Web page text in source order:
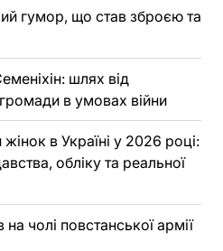
гумор, що став зброєю та
шлях від
в умовах війни
в Україні у 2026 році:
обліку та реальної
чолі повстанської армії